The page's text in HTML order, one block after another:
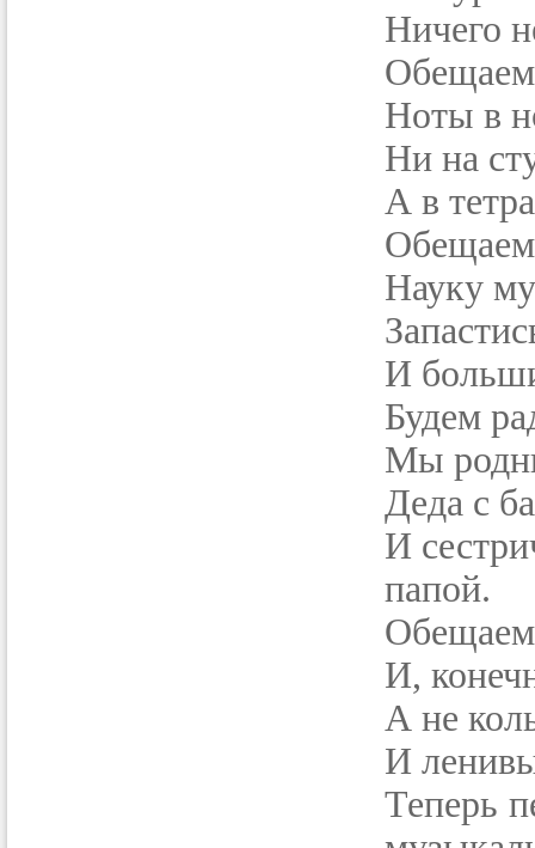
Ничего
Ноты в
Ни на
А в
Науку
И
Будем
Мы
Деда с
И
папой.
Обещаем
И,
А не
И
Теперь